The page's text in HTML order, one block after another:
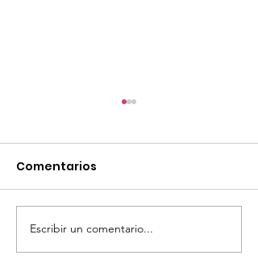
TourTravelynByFraveo
participó en la
Comentarios
Escribir un comentario...